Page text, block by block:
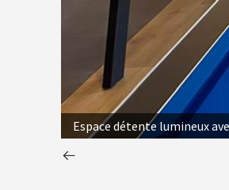
Espace détente lumineux